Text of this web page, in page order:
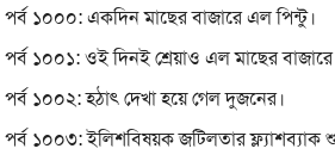
পর্ব ১০০০: একদিন মাছের বাজারে এল পিন্টু।
পর্ব ১০০১: ওই দিনই শ্রেয়াও এল মাছের
পর্ব ১০০২: হঠাৎ দেখা হয়ে গেল দুজনের।
পর্ব ১০০৩: ইলিশবিষয়ক জটিলতার